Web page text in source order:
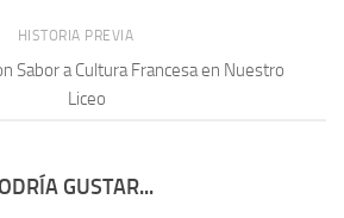
HISTORIA PREVIA
Sabor a Cultura Francesa en Nuestro
Liceo
GUSTAR...